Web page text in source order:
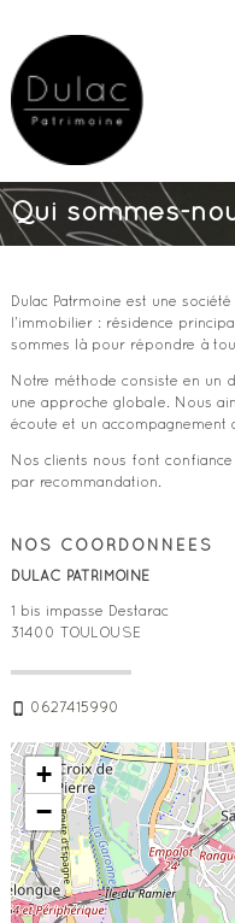
Qui sommes-
Dulac Patrmoine est une
l’immobilier : résidence
sommes là pour répondre à
Notre méthode consiste en un
une approche globale. Nous
écoute et un accompagnement
Nos clients nous font
par recommandation.
NOS COORDONNÉES
DULAC PATRIMOINE
1 bis impasse Destarac
31400 TOULOUSE
0627415990
+
−